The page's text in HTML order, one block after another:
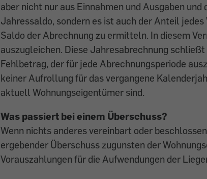
aber nicht nur aus Einnahmen und Ausgaben und
Jahressaldo, sondern es ist auch der Anteil
Saldo der Abrechnung zu ermitteln. In diesem
auszugleichen. Diese Jahresabrechnung
Fehl­betrag, der für jede Abrechnungsperiode
keiner Aufrollung für das vergangene
aktuell Wohnungseigentümer sind.
Was passiert bei einem Überschuss?
Wenn nichts anderes vereinbart oder
ergebender Überschuss zugunsten der
Vorauszahlungen für die Aufwendungen der